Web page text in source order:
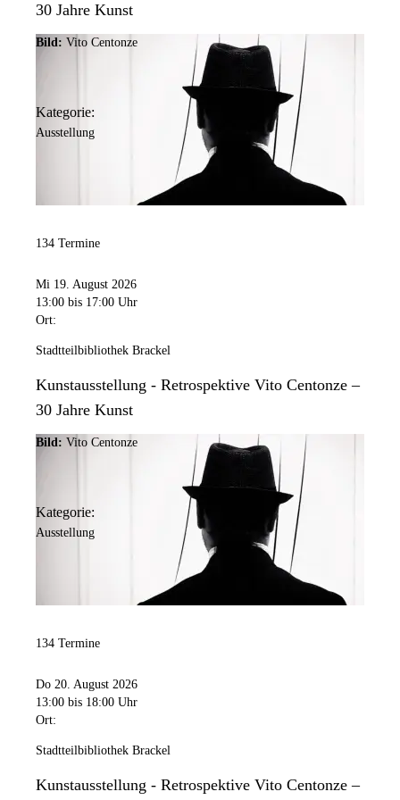
30 Jahre Kunst
Bild: Vito Centonze
Kategorie:
Ausstellung
134 Termine
Mi 19. August 2026
13:00 bis 17:00 Uhr
Ort:
Stadtteilbibliothek Brackel
Kunstausstellung - Retrospektive Vito Centonze –
30 Jahre Kunst
Bild: Vito Centonze
Kategorie:
Ausstellung
134 Termine
Do 20. August 2026
13:00 bis 18:00 Uhr
Ort:
Stadtteilbibliothek Brackel
Kunstausstellung - Retrospektive Vito Centonze –